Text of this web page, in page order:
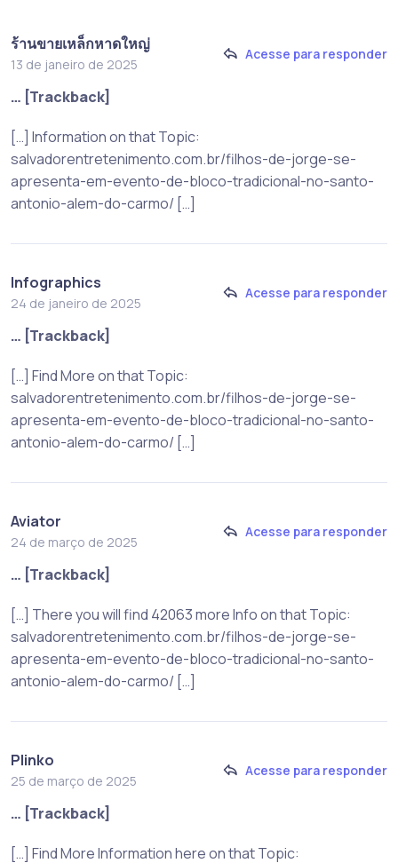
ร้านขายเหล็กหาดใหญ่
13 de janeiro de 2025
Acesse para responder
… [Trackback]
[…] Information on that Topic:
salvadorentretenimento.com.br/filhos-de-jorge-se-
apresenta-em-evento-de-bloco-tradicional-no-santo-
antonio-alem-do-carmo/ […]
Infographics
24 de janeiro de 2025
Acesse para responder
… [Trackback]
[…] Find More on that Topic:
salvadorentretenimento.com.br/filhos-de-jorge-se-
apresenta-em-evento-de-bloco-tradicional-no-santo-
antonio-alem-do-carmo/ […]
Aviator
24 de março de 2025
Acesse para responder
… [Trackback]
[…] There you will find 42063 more Info on that Topic:
salvadorentretenimento.com.br/filhos-de-jorge-se-
apresenta-em-evento-de-bloco-tradicional-no-santo-
antonio-alem-do-carmo/ […]
Plinko
25 de março de 2025
Acesse para responder
… [Trackback]
[…] Find More Information here on that Topic: